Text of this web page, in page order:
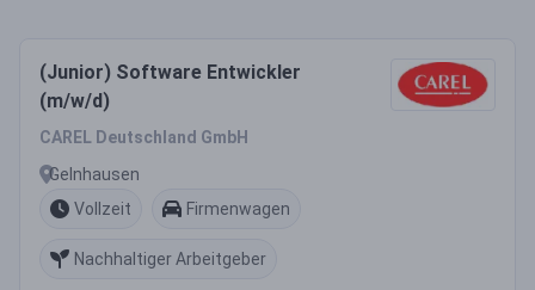
(Junior) Software Entwickler
(m/w/d)
CAREL Deutschland GmbH
Gelnhausen
Vollzeit
Firmenwagen
Nachhaltiger Arbeitgeber